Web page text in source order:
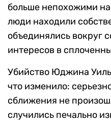
больше непохожими
люди находили
объединялись вокруг
интересов в
Убийство Юджина
что изменило:
сближения не
случились печально